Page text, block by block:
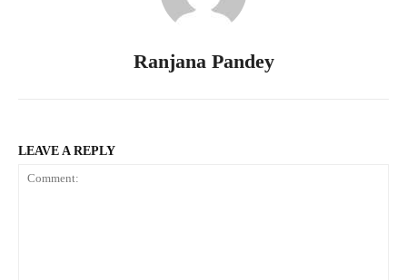
Ranjana Pandey
LEAVE A REPLY